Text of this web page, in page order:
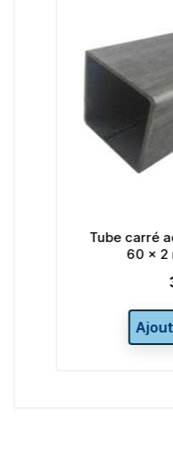
acier galvanisé - 60 x
x 2 mm - 2 mètres